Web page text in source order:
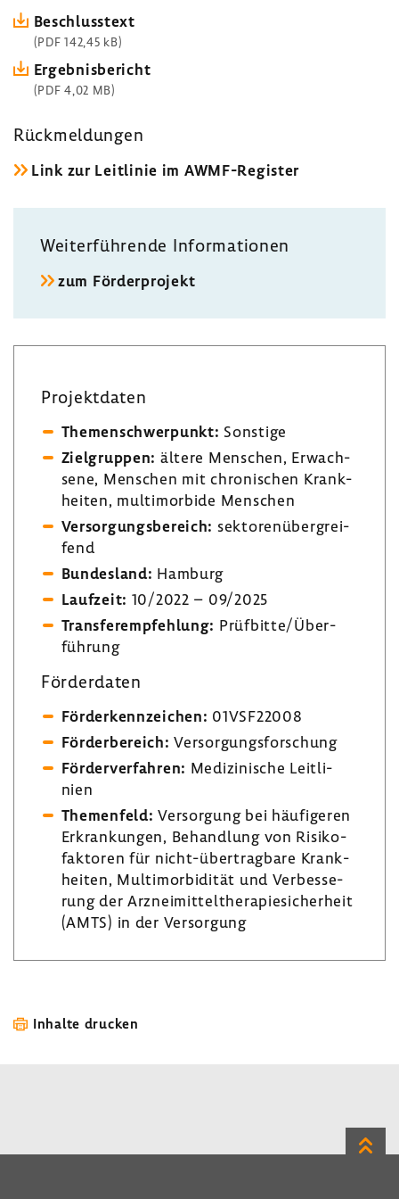
Beschluss­text
(PDF 142,45 kB)
Ergeb­nis­be­richt
(PDF 4,02 MB)
Rück­mel­dungen
Link zur Leit­linie im AWMF-​Register
Weiter­füh­rende Infor­ma­tionen
zum Förder­pro­jekt
Projekt­daten
Themen­schwer­punkt: Sons­tige
Ziel­gruppen: ältere Menschen, Erwach­
sene, Menschen mit chro­ni­schen Krank­
heiten, multi­mor­bide Menschen
Versor­gungs­be­reich: sekto­ren­über­grei­
fend
Bundes­land: Hamburg
Lauf­zeit: 10/2022 – 09/2025
Trans­fer­emp­feh­lung: Prüf­bitte/Über­
füh­rung
Förder­daten
Förder­kenn­zei­chen: 01VSF22008
Förder­be­reich: Versor­gungs­for­schung
Förder­ver­fahren: Medi­zi­ni­sche Leit­li­
nien
Themen­feld: Versor­gung bei häufi­geren
Erkran­kungen, Behand­lung von Risi­ko­
fak­toren für nicht-​übertragbare Krank­
heiten, Multi­mor­bi­dität und Verbes­se­
rung der Arznei­mit­tel­the­ra­pie­si­cher­heit
(AMTS) in der Versor­gung
Inhalte drucken
Zum